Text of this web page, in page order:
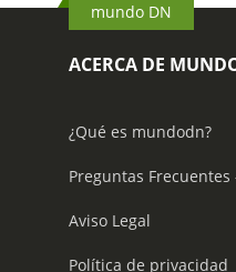
mundo DN
ACERCA DE
¿Qué es mundodn?
Preguntas Frecuentes
Aviso Legal
Política de privacidad